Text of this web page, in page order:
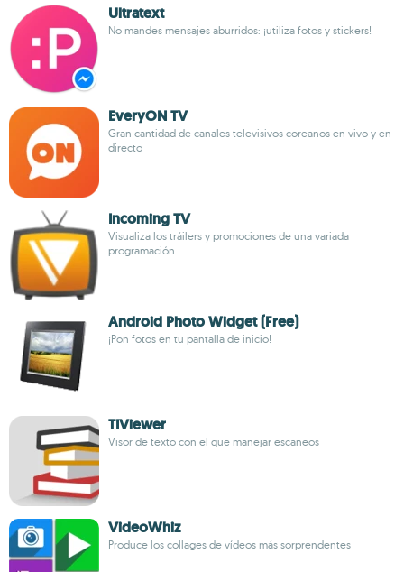
Ultratext
No mandes mensajes aburridos: ¡utiliza fotos y stickers!
EveryON TV
Gran cantidad de canales televisivos coreanos en vivo y en
directo
Incoming TV
Visualiza los tráilers y promociones de una variada
programación
Android Photo Widget (Free)
¡Pon fotos en tu pantalla de inicio!
TIViewer
Visor de texto con el que manejar escaneos
VideoWhiz
Produce los collages de vídeos más sorprendentes